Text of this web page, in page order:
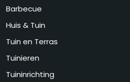
Barbecue
Huis & Tuin
Tuin en Terras
Tuinieren
Tuininrichting